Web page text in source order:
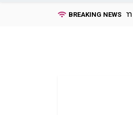
BREAKING NEWS
Serwis form